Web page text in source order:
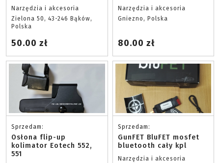
Narzędzia i akcesoria
Zielona 50, 43-246 Bąków,
Polska
50.00 zł
Narzędzia i akcesoria
Gniezno, Polska
80.00 zł
Sprzedam:
Osłona flip-up
kolimator Eotech 552,
551
Sprzedam:
GunFET BluFET mosfet
bluetooth cały kpl
Narzędzia i akcesoria